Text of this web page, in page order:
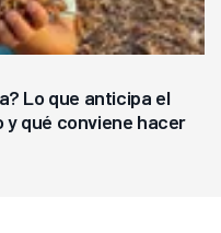
Lo que anticipa el
y qué conviene hacer